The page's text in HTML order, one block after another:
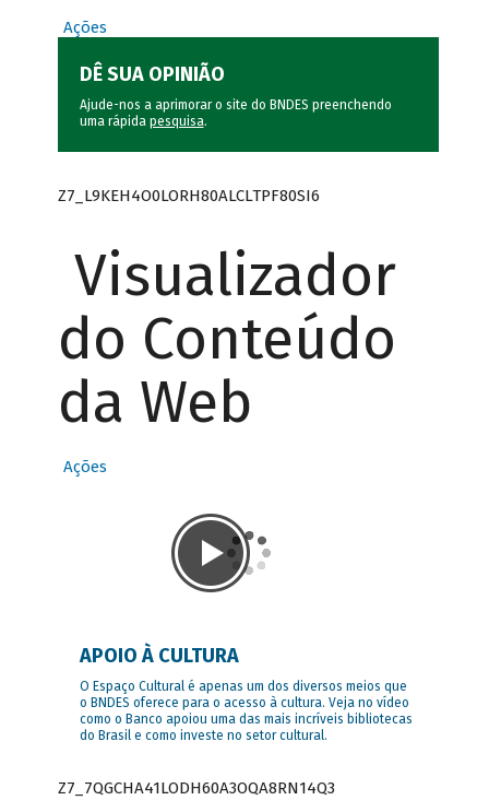
Ações
DÊ SUA OPINIÃO
Ajude-nos a aprimorar o site do BNDES preenchendo
uma rápida pesquisa.
Z7_L9KEH4O0LORH80ALCLTPF80SI6
Visualizador
do Conteúdo
da Web
Ações
APOIO À CULTURA
O Espaço Cultural é apenas um dos diversos meios que
o BNDES oferece para o acesso à cultura. Veja no vídeo
como o Banco apoiou uma das mais incríveis bibliotecas
do Brasil e como investe no setor cultural.
Z7_7QGCHA41LODH60A3OQA8RN14Q3